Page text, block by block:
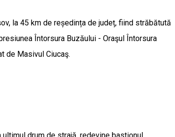
la 45 km de reședința de județ, fiind străbătută
Întorsura Buzăului - Oraşul Întorsura
de Masivul Ciucaş.